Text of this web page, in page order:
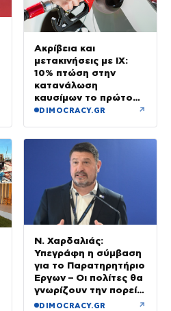
Ακρίβεια και
μετακινήσεις με ΙΧ:
10% πτώση στην
κατανάλωση
καυσίμων το πρώτο
εξάμηνο του έτους
DIMOCRACY.GR ↗
Ν. Χαρδαλιάς:
Υπεγράφη η σύμβαση
για το Παρατηρητήριο
Έργων – Οι πολίτες θα
γνωρίζουν την πορεία
κάθε έργου στην
DIMOCRACY.GR ↗